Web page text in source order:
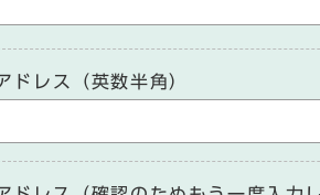
ドレス（英数半角）